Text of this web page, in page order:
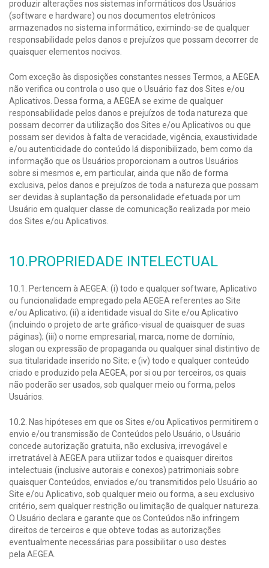
produzir alterações nos sistemas informáticos dos Usuários
(software e hardware) ou nos documentos eletrônicos
armazenados no sistema informático, eximindo-se de qualquer
responsabilidade pelos danos e prejuízos que possam decorrer de
quaisquer elementos nocivos.
Com exceção às disposições constantes nesses Termos, a AEGEA
não verifica ou controla o uso que o Usuário faz dos Sites e/ou
Aplicativos. Dessa forma, a AEGEA se exime de qualquer
responsabilidade pelos danos e prejuízos de toda natureza que
possam decorrer da utilização dos Sites e/ou Aplicativos ou que
possam ser devidos à falta de veracidade, vigência, exaustividade
e/ou autenticidade do conteúdo lá disponibilizado, bem como da
informação que os Usuários proporcionam a outros Usuários
sobre si mesmos e, em particular, ainda que não de forma
exclusiva, pelos danos e prejuízos de toda a natureza que possam
ser devidas à suplantação da personalidade efetuada por um
Usuário em qualquer classe de comunicação realizada por meio
dos Sites e/ou Aplicativos.
10.PROPRIEDADE INTELECTUAL
10.1. Pertencem à AEGEA: (i) todo e qualquer software, Aplicativo
ou funcionalidade empregado pela AEGEA referentes ao Site
e/ou Aplicativo; (ii) a identidade visual do Site e/ou Aplicativo
(incluindo o projeto de arte gráfico-visual de quaisquer de suas
páginas); (iii) o nome empresarial, marca, nome de domínio,
slogan ou expressão de propaganda ou qualquer sinal distintivo de
sua titularidade inserido no Site; e (iv) todo e qualquer conteúdo
criado e produzido pela AEGEA, por si ou por terceiros, os quais
não poderão ser usados, sob qualquer meio ou forma, pelos
Usuários.
10.2. Nas hipóteses em que os Sites e/ou Aplicativos permitirem o
envio e/ou transmissão de Conteúdos pelo Usuário, o Usuário
concede autorização gratuita, não exclusiva, irrevogável e
irretratável à AEGEA para utilizar todos e quaisquer direitos
intelectuais (inclusive autorais e conexos) patrimoniais sobre
quaisquer Conteúdos, enviados e/ou transmitidos pelo Usuário ao
Site e/ou Aplicativo, sob qualquer meio ou forma, a seu exclusivo
critério, sem qualquer restrição ou limitação de qualquer natureza.
O Usuário declara e garante que os Conteúdos não infringem
direitos de terceiros e que obteve todas as autorizações
eventualmente necessárias para possibilitar o uso destes
pela AEGEA.